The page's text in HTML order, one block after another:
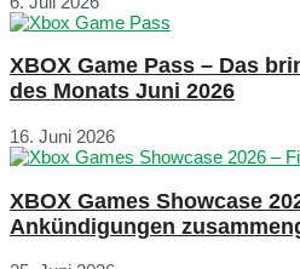
XBOX Game Pass – Das
des Monats Juni 2026
16. Juni 2026
XBOX Games Showcase
Ankündigungen